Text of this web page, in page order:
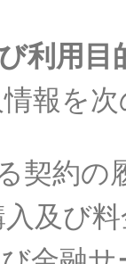
び利用目
報 を次
契約の
及 び